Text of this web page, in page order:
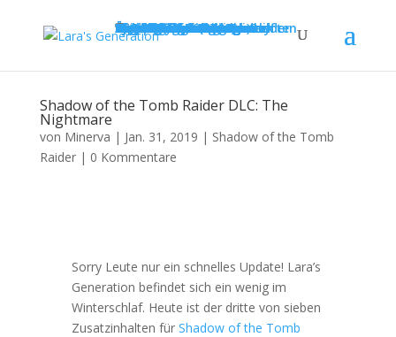
Home
News
Tomb Raider
Übersicht
FAQ
Shadow of the Tomb Raider
Übersicht
News
Galerie
Pfade (Zusatzinhalte)
Let's Play
Versteckte Errungenschaften
Systemanforderungen
Rise of the Tomb Raider
Übersicht
News
Systemanforderungen
Komplettlösung
Tipps & Tricks
Expeditionen und Karten
Review
Galerie
Tomb Raider (2013)
Übersicht
News
Systemanforderungen
Steuerung
The Making Of
Hintergründe
Review
Tomb Raider Underworld
Übersicht
News
Systemanforderungen
Cheats
Tomb Raider Anniversary
Übersicht
Tomb Raider Legend
Übersicht
The Angel of Darkness
Übersicht
Tomb Raider: Die Chronik
Übersicht
The Last Revelation
Übersicht
Tomb Raider III
Übersicht
Tomb Raider II
Übersicht
Tomb Raider (1996)
Übersicht
Level Editor
Lara Croft
Medien
Community
Anmelden
Registrieren
Forum
Beitrag einreichen
LG Meeting
Fanart
Shadow of the Tomb Raider DLC: The
Nightmare
von Minerva | Jan. 31, 2019 | Shadow of the Tomb
Raider| 0 Kommentare
Sorry Leute nur ein schnelles Update! Lara’s
Generation befindet sich ein wenig im
Winterschlaf. Heute ist der dritte von sieben
Zusatzinhalten für Shadow of the Tomb